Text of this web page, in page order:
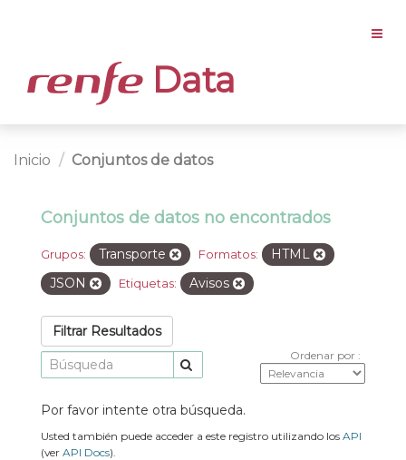
Data
Inicio Conjuntos de datos
Conjuntos de datos no encontrados
Grupos: Transporte Formatos:
HTML
JSON
Etiquetas: Avisos
Filtrar Resultados
Ordenar por
Por favor intente otra búsqueda.
Usted también puede acceder a este registro utilizando los API
(ver API Docs).